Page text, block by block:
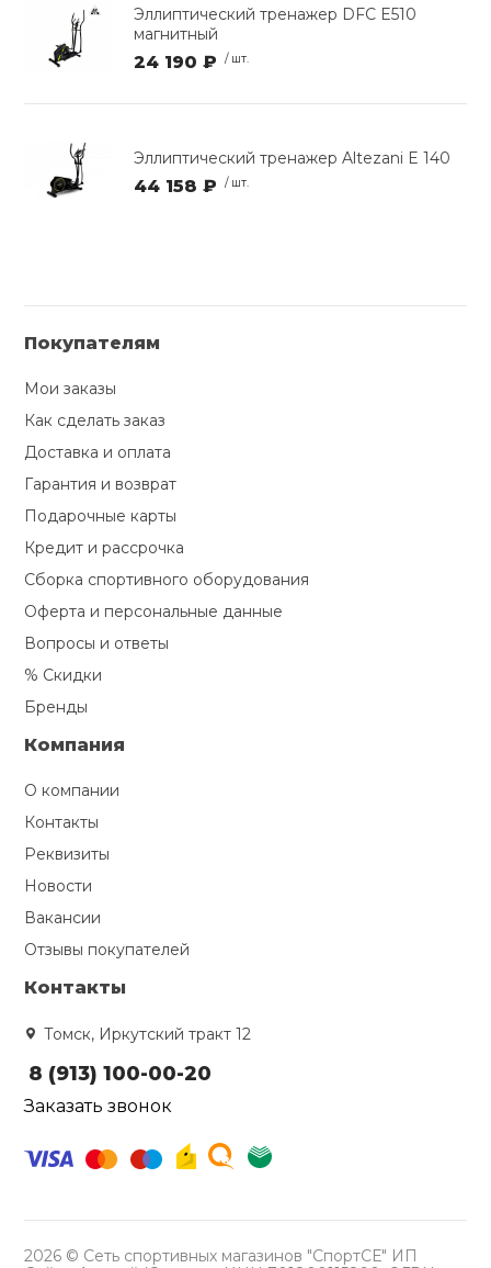
Эллиптический тренажер DFC E510
магнитный
24 190 ₽ / шт.
Эллиптический тренажер Altezani E 140
44 158 ₽ / шт.
Покупателям
Мои заказы
Как сделать заказ
Доставка и оплата
Гарантия и возврат
Подарочные карты
Кредит и рассрочка
Сборка спортивного оборудования
Оферта и персональные данные
Вопросы и ответы
% Скидки
Бренды
Компания
О компании
Контакты
Реквизиты
Новости
Вакансии
Отзывы покупателей
Контакты
Томск, Иркутский тракт 12
8 (913) 100-00-20
Заказать звонок
2026 © Сеть спортивных магазинов "СпортСЕ" ИП